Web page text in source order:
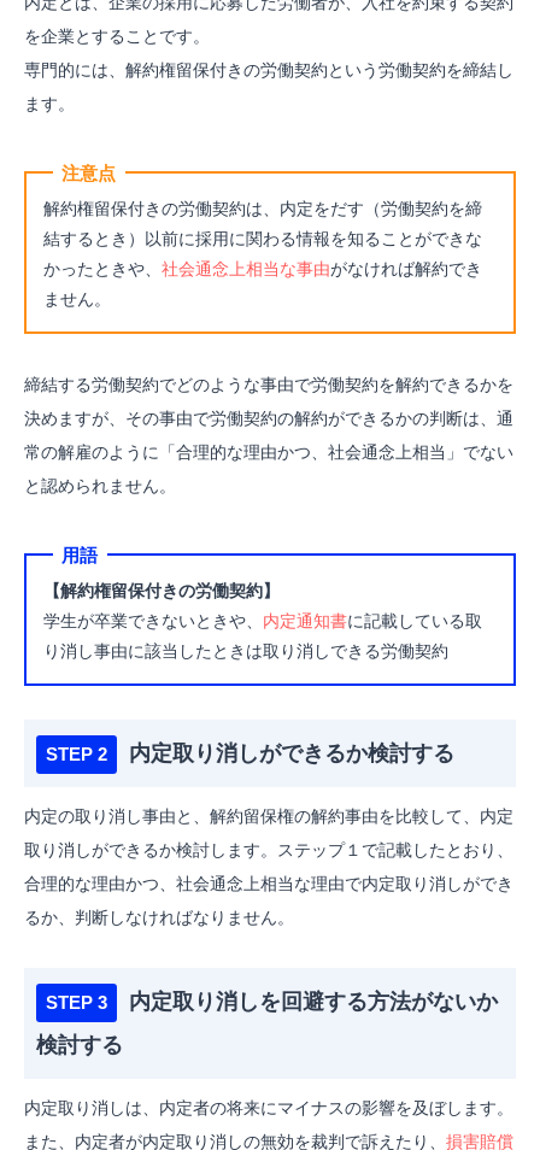
を企業とすることです。
専門的には、解約権留保付きの労働契約という労働契約を締結し
ます。
注意点
解約権留保付きの労働契約は、内定をだす（労働契約を締
結するとき）以前に採用に関わる情報を知ることができな
かったときや、 社会通念上相当な事由がなければ解約でき
ません。
締結する労働契約でどのような事由で労働契約を解約できるかを
決めますが、その事由で労働契約の解約ができるかの判断は、通
常の解雇のように「合理的な理由かつ、 社会通念上相当」でない
と認められません。
用語
【解約権留保付きの労働契約】
学生が卒業できないときや、 内定通知書に記載している取
り消し事由に該当したときは取り消しできる労働契約
内定取り消しができるか検討する
内定の取り消し事由と、解約留保権の解約事由を比較して、内定
取り消しができるか検討します。
ステップ１で記載したとおり、
合理的な理由かつ、社会通念上相当な理由で内定取り消しができ
るか、判断しなければなりません。
内定取り消しを回避する方法がないか
検討する
内定取り消しは、内定者の将来にマイナスの影響を及ぼします。
また、内定者が内定取り消しの無効を裁判で訴えたり、 損害賠償